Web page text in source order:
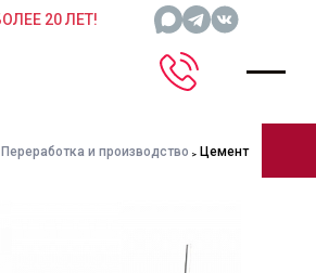
20 ЛЕТ!
Переработка и производство Цемент